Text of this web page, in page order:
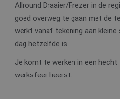
Allround Draaier/Frezer in de
goed overweg te gaan met de
werkt vanaf tekening aan kleine
dag hetzelfde is.
Je komt te werken in een
werksfeer heerst.